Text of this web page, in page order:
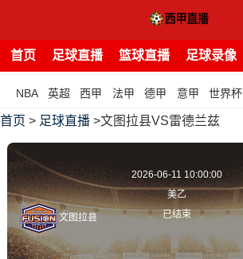
首页 足球直播 篮球直播 足球录像
NBA 英超 西甲 法甲 德甲 意甲 世界杯
首页 > 足球直播 >文图拉县VS雷德兰兹
文图拉县
2026-06-11 10:00:00
美乙
已结束